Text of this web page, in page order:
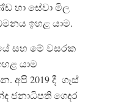
හා සේවා මිල
ඉහළ යාම.
සහ මේ වසරක
යාම
අපි 2019 දී ගෑස්
ජනාධිපති ගෙදර